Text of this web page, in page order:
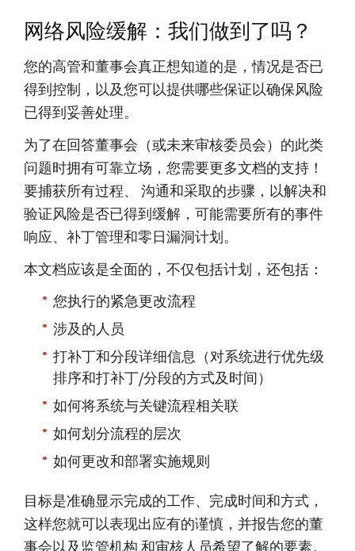
网络风险缓解：我们做到了吗？
您的高管和董事会真正想知道的是，情况是否已
得到控制，以及您可以提供哪些保证以确保风险
已得到妥善处理。
为了在回答董事会（或未来审核委员会）的此类
问题时拥有可靠立场，您需要更多文档的支持！
要捕获所有过程、 沟通和采取的步骤，以解决和
验证风险是否已得到缓解，可能需要所有的事件
响应、补丁管理和零日漏洞计划。
本文档应该是全面的，不仅包括计划，还包括：
您执行的紧急更改流程
涉及的人员
打补丁和分段详细信息（对系统进行优先级
排序和打补丁/分段的方式及时间）
如何将系统与关键流程相关联
如何划分流程的层次
如何更改和部署实施规则
目标是准确显示完成的工作、完成时间和方式，
这样您就可以表现出应有的谨慎，并报告您的董
事会以及监管机构 和审核人员希望了解的要素。